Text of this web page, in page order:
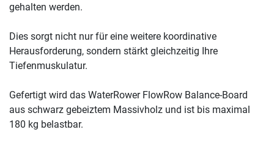
gehalten werden.
Dies sorgt nicht nur für eine weitere koordinative
Herausforderung, sondern stärkt gleichzeitig Ihre
Tiefenmuskulatur.
Gefertigt wird das WaterRower FlowRow Balance-Board
aus schwarz gebeiztem Massivholz und ist bis maximal
180 kg belastbar.